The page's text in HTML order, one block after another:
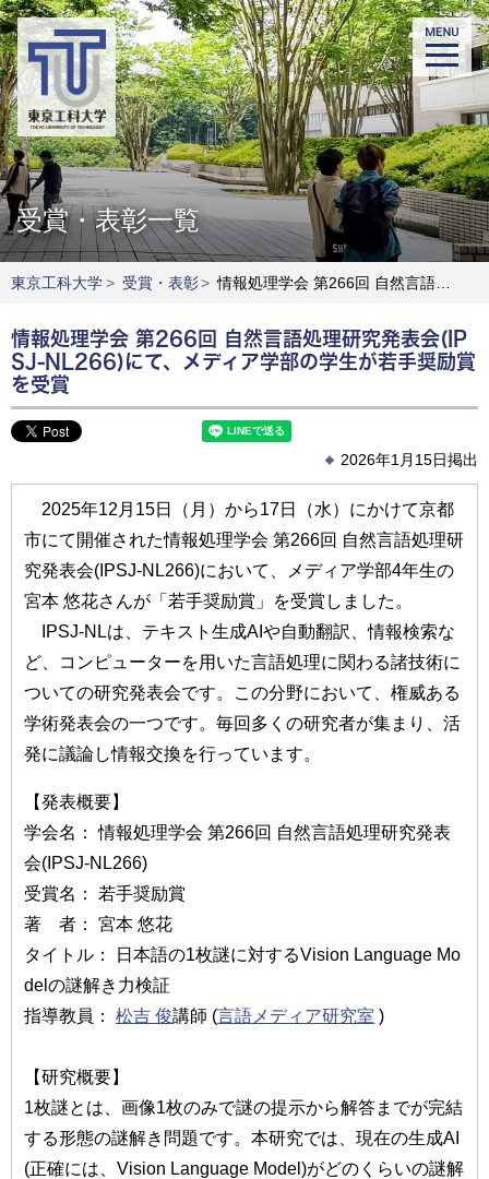
受賞・表彰一覧
東京工科大学> 受賞・表彰> 情報処理学会 第266回 自然言語処理研究発表会(IPSJ-NL266)にて、メディア学部の学生が若手奨励賞を受賞
情報処理学会 第266回 自然言語処理研究発表会(IP
SJ-NL266)にて、メディア学部の学生が若手奨励賞
を受賞
2026年1月15日掲出
2025年12月15日（月）から17日（水）にかけて京都
市にて開催された情報処理学会 第266回 自然言語処理研
究発表会(IPSJ-NL266)において、メディア学部4年生の
宮本 悠花さんが「若手奨励賞」を受賞しました。
IPSJ-NLは、テキスト生成AIや自動翻訳、情報検索な
ど、コンピューターを用いた言語処理に関わる諸技術に
ついての研究発表会です。この分野において、権威ある
学術発表会の一つです。毎回多くの研究者が集まり、活
発に議論し情報交換を行っています。
【発表概要】
学会名： 情報処理学会 第266回 自然言語処理研究発表
会(IPSJ-NL266)
受賞名： 若手奨励賞
著 者： 宮本 悠花
タイトル： 日本語の1枚謎に対するVision Language Mo
delの謎解き力検証
指導教員： 松吉 俊講師 (言語メディア研究室 )
【研究概要】
1枚謎とは、画像1枚のみで謎の提示から解答までが完結
する形態の謎解き問題です。本研究では、現在の生成AI
(正確には、Vision Language Model)がどのくらいの謎解